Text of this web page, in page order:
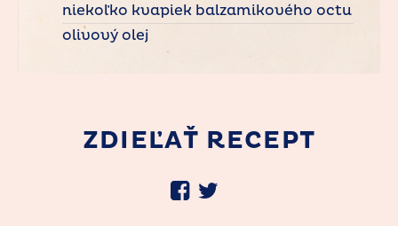
niekoľko kvapiek balzamikového octu
olivový olej
ZDIEĽAŤ RECEPT